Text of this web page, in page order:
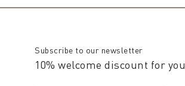
loro espressività e possono
in tavola gusto e stile, mentre
Subscribe to our newsletter
10% welcome discount for you